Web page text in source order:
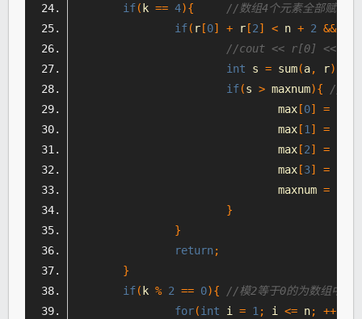
if( k == 4){
//数组4个元素全部赋值完
if( r [0] + r [2] < n + 2 && r
int s = sum(a, r);
if(s > maxnum){
//若
				max
[0] =
				max
[1 ] =
				max
[2] =
				max
[3] =
				maxnum
=
}
}
return;
}
if( k % 2 == 0){
//模2等于0的为数组中下
for(int i = 1 ; i <= n; ++